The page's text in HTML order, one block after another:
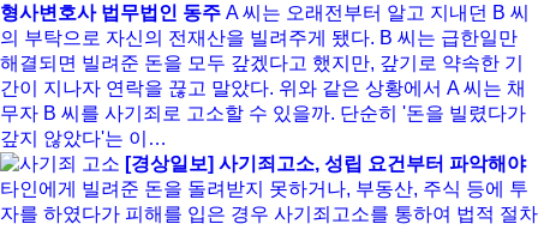
형사변호사 법무법인 동주 A 씨는 오래전부터 알고 지내던 B 씨
의 부탁으로 자신의 전재산을 빌려주게 됐다. B 씨는 급한일만
해결되면 빌려준 돈을 모두 갚겠다고 했지만, 갚기로 약속한 기
간이 지나자 연락을 끊고 말았다. 위와 같은 상황에서 A 씨는 채
무자 B 씨를 사기죄로 고소할 수 있을까. 단순히 '돈을 빌렸다가
갚지 않았다'는 이…
[경상일보] 사기죄고소, 성립 요건부터 파악해야
타인에게 빌려준 돈을 돌려받지 못하거나, 부동산, 주식 등에 투
자를 하였다가 피해를 입은 경우 사기죄고소를 통하여 법적 절차